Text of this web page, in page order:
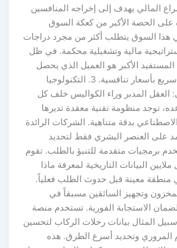
المالي يهدف إلى إخراجه المنافسين
الحصة الأكبر من كعكة السوق
في هذا السوق يتطلب أكثر من مجرد دراجات
مالية وتشغيلية محكمة. في ظل
الأكبر هو العميل الذي يحصل
على خدمة توصيل سريع بأسعار تنافسية. 3. التكنولوجيا
العقل المدبر وراء الكواليس خلف كل
توجد منظومة تقنية معقدة تديرها
بدقة متناهية. الشركات الرائدة
على العنصر البشري فقط لتحديد
برمجيات متقدمة للتنبؤ بالطلب. تقوم
البيانات التاريخية لمعرفة ماذا
منطقة معينة قبل حدوث الطلب فعلياً.
وتجهيز السائقين مسبقاً في
الاستجابة الفورية. تستخدم منصة
المثال بيانات رحلات الركاب لتحسين
المروري وتحديد أسرع الطرق. هذه